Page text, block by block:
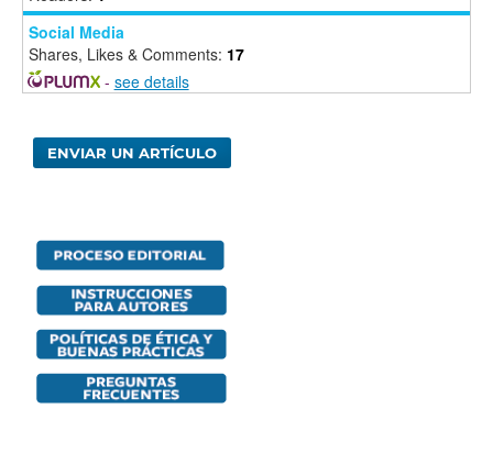
Social Media
Shares, Likes & Comments: 17
- see details
ENVIAR UN ARTÍCULO